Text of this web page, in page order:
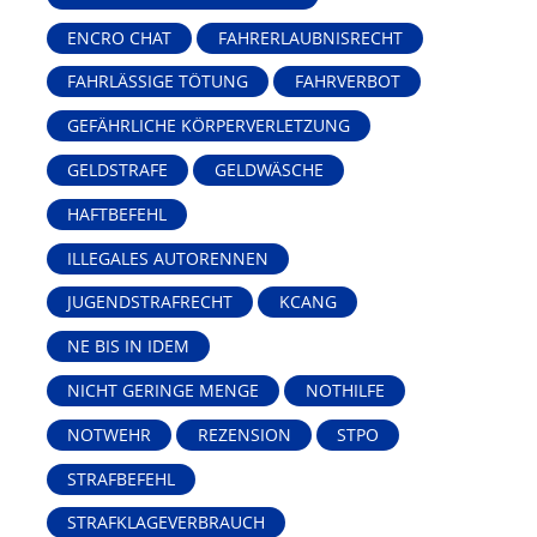
ENCRO CHAT
FAHRERLAUBNISRECHT
FAHRLÄSSIGE TÖTUNG
FAHRVERBOT
GEFÄHRLICHE KÖRPERVERLETZUNG
GELDSTRAFE
GELDWÄSCHE
HAFTBEFEHL
ILLEGALES AUTORENNEN
JUGENDSTRAFRECHT
KCANG
NE BIS IN IDEM
NICHT GERINGE MENGE
NOTHILFE
NOTWEHR
REZENSION
STPO
STRAFBEFEHL
STRAFKLAGEVERBRAUCH